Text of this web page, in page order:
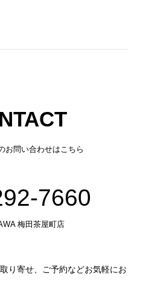
お問い合わせはこちら
7660
梅田茶屋町店
り寄せ、ご予約などお気軽にお